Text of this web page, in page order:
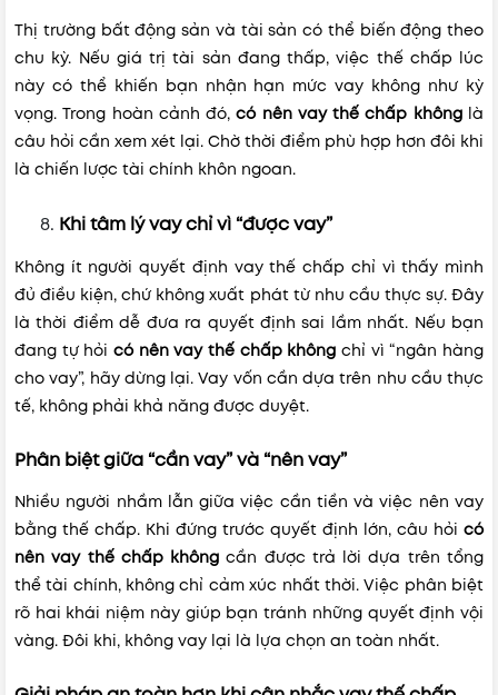
Thị trường bất động sản và tài sản có thể biến động theo
chu kỳ. Nếu giá trị tài sản đang thấp, việc thế chấp lúc
này có thể khiến bạn nhận hạn mức vay không như kỳ
vọng. Trong hoàn cảnh đó,có nên vay thế chấp khônglà
câu hỏi cần xem xét lại. Chờ thời điểm phù hợp hơn đôi khi
là chiến lược tài chính khôn ngoan.
Khi tâm lý vay chỉ vì “được vay”
Không ít người quyết định vay thế chấp chỉ vì thấy mình
đủ điều kiện, chứ không xuất phát từ nhu cầu thực sự. Đây
là thời điểm dễ đưa ra quyết định sai lầm nhất. Nếu bạn
đang tự hỏi có nên vay thế chấp không chỉ vì “ngân hàng
cho vay”, hãy dừng lại. Vay vốn cần dựa trên nhu cầu thực
tế, không phải khả năng được duyệt.
Phân biệt giữa “cần vay” và “nên vay”
Nhiều người nhầm lẫn giữa việc cần tiền và việc nên vay
bằng thế chấp. Khi đứng trước quyết định lớn, câu hỏi có
nên vay thế chấp không cần được trả lời dựa trên tổng
thể tài chính, không chỉ cảm xúc nhất thời. Việc phân biệt
rõ hai khái niệm này giúp bạn tránh những quyết định vội
vàng. Đôi khi, không vay lại là lựa chọn an toàn nhất.